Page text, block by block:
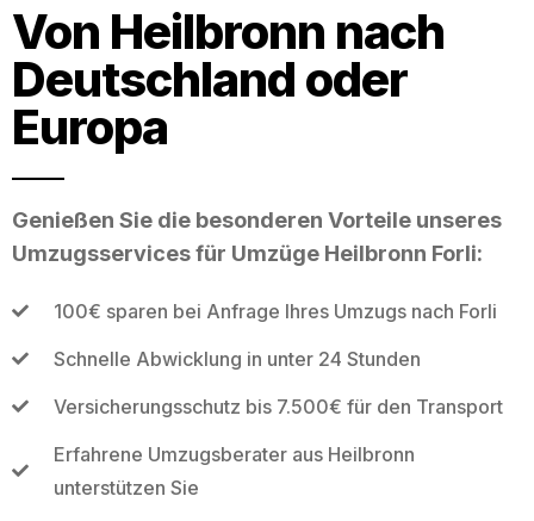
Von Heilbronn nach
Deutschland oder
Europa
Genießen Sie die besonderen Vorteile unseres
Umzugsservices für Umzüge Heilbronn Forli:
100€ sparen bei Anfrage Ihres Umzugs nach Forli
Schnelle Abwicklung in unter 24 Stunden
Versicherungsschutz bis 7.500€ für den Transport
Erfahrene Umzugsberater aus Heilbronn
unterstützen Sie